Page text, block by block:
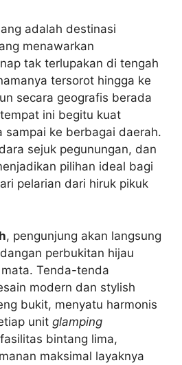
adalah destinasi
menawarkan
tak terlupakan di tengah
tersorot hingga ke
secara geografis berada
ini begitu kuat
sampai ke berbagai daerah.
sejuk pegunungan, dan
pilihan ideal bagi
pelarian dari hiruk pikuk
, pengunjung akan langsung
perbukitan hijau
Tenda-tenda
modern dan stylish
bukit, menyatu harmonis
unit glamping
bintang lima,
maksimal layaknya